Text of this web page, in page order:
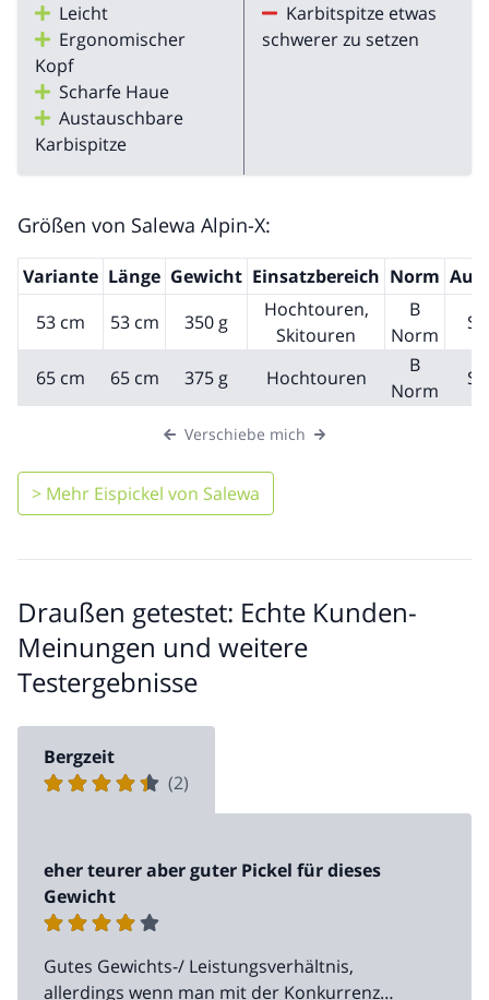
Leicht
Ergonomischer
Kopf
Scharfe Haue
Austauschbare
Karbispitze
Karbitspitze etwas
schwerer zu setzen
Größen von Salewa Alpin-X:
Variante Länge Gewicht Einsatzbereich Norm
53 cm
53 cm 350 g
Hochtouren,
Skitouren
B
Norm
65 cm 65 cm 375 g Hochtouren
B
Norm
Verschiebe mich
> Mehr Eispickel von Salewa
Draußen getestet: Echte Kunden-
Meinungen und weitere
Testergebnisse
Bergzeit
(2)
eher teurer aber guter Pickel für dieses
Gewicht
Gutes Gewichts-/ Leistungsverhältnis,
allerdings wenn man mit der Konkurrenz